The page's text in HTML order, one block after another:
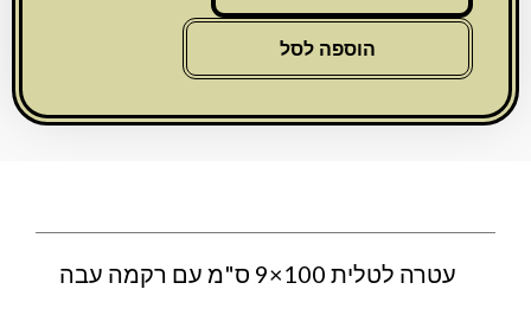
עטרה
100x9
עם
הוספה לסל
עטרה לטלית 100×9 ס"מ עם רקמה עבה